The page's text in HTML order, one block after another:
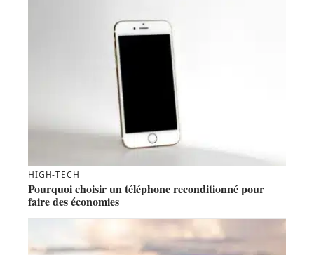
HIGH-TECH
Pourquoi choisir un téléphone reconditionné pour
faire des économies